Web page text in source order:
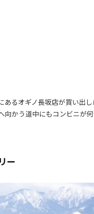
あるオギノ長坂店が買い出
向かう道中にもコンビニが
ー